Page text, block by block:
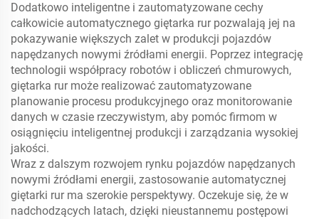
Dodatkowo inteligentne i zautomatyzowane cechy
całkowicie automatycznego giętarka rur pozwalają jej na
pokazywanie większych zalet w produkcji pojazdów
napędzanych nowymi źródłami energii. Poprzez integrację
technologii współpracy robotów i obliczeń chmurowych,
giętarka rur może realizować zautomatyzowane
planowanie procesu produkcyjnego oraz monitorowanie
danych w czasie rzeczywistym, aby pomóc firmom w
osiągnięciu inteligentnej produkcji i zarządzania wysokiej
jakości.
Wraz z dalszym rozwojem rynku pojazdów napędzanych
nowymi źródłami energii, zastosowanie automatycznej
giętarki rur ma szerokie perspektywy. Oczekuje się, że w
nadchodzących latach, dzięki nieustannemu postępowi